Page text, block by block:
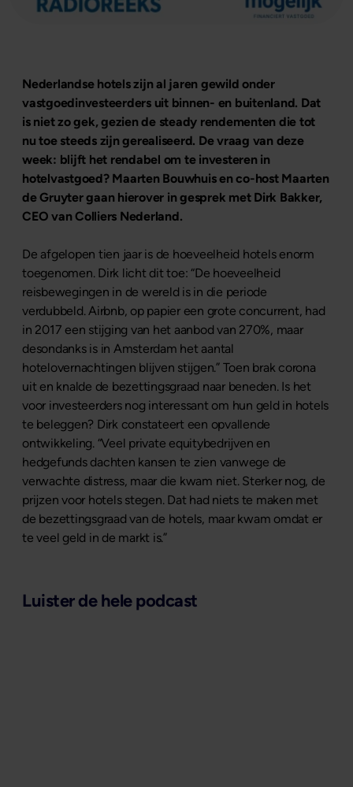
Nederlandse hotels zijn al jaren gewild onder
vastgoedinvesteerders uit binnen- en buitenland. Dat
is niet zo gek, gezien de steady rendementen die tot
nu toe steeds zijn gerealiseerd. De vraag van deze
week: blijft het rendabel om te investeren in
hotelvastgoed? Maarten Bouwhuis en co-host Maarten
de Gruyter gaan hierover in gesprek met Dirk Bakker,
CEO van Colliers Nederland.
De afgelopen tien jaar is de hoeveelheid hotels enorm
toegenomen. Dirk licht dit toe: “De hoeveelheid
reisbewegingen in de wereld is in die periode
verdubbeld. Airbnb, op papier een grote concurrent, had
in 2017 een stijging van het aanbod van 270%, maar
desondanks is in Amsterdam het aantal
hotelovernachtingen blijven stijgen.” Toen brak corona
uit en knalde de bezettingsgraad naar beneden. Is het
voor investeerders nog interessant om hun geld in hotels
te beleggen? Dirk constateert een opvallende
ontwikkeling. “Veel private equitybedrijven en
hedgefunds dachten kansen te zien vanwege de
verwachte distress, maar die kwam niet. Sterker nog, de
prijzen voor hotels stegen. Dat had niets te maken met
de bezettingsgraad van de hotels, maar kwam omdat er
te veel geld in de markt is.”
Luister de hele podcast